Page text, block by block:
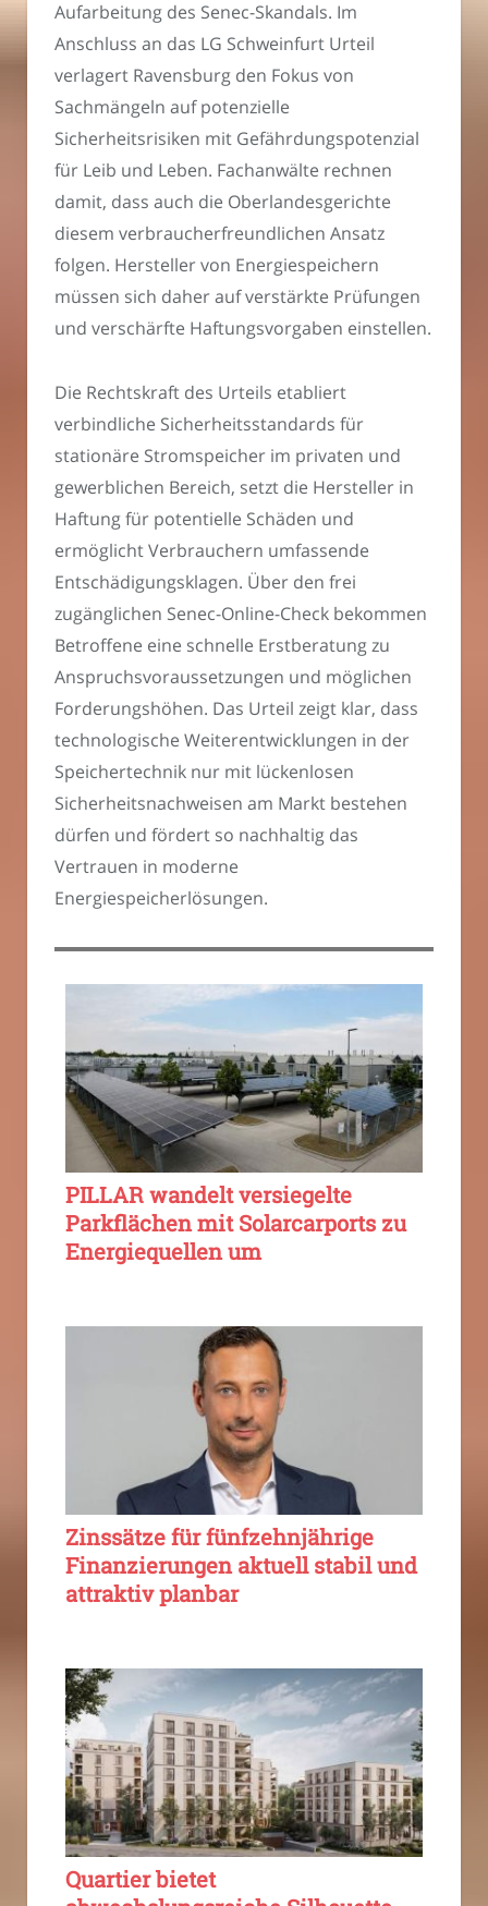
Aufarbeitung des Senec-Skandals. Im
Anschluss an das LG Schweinfurt Urteil
verlagert Ravensburg den Fokus von
Sachmängeln auf potenzielle
Sicherheitsrisiken mit Gefährdungspotenzial
für Leib und Leben. Fachanwälte rechnen
damit, dass auch die Oberlandesgerichte
diesem verbraucherfreundlichen Ansatz
folgen. Hersteller von Energiespeichern
müssen sich daher auf verstärkte Prüfungen
und verschärfte Haftungsvorgaben einstellen.
Die Rechtskraft des Urteils etabliert
verbindliche Sicherheitsstandards für
stationäre Stromspeicher im privaten und
gewerblichen Bereich, setzt die Hersteller in
Haftung für potentielle Schäden und
ermöglicht Verbrauchern umfassende
Entschädigungsklagen. Über den frei
zugänglichen Senec-Online-Check bekommen
Betroffene eine schnelle Erstberatung zu
Anspruchsvoraussetzungen und möglichen
Forderungshöhen. Das Urteil zeigt klar, dass
technologische Weiterentwicklungen in der
Speichertechnik nur mit lückenlosen
Sicherheitsnachweisen am Markt bestehen
dürfen und fördert so nachhaltig das
Vertrauen in moderne
Energiespeicherlösungen.
PILLAR wandelt versiegelte
Parkflächen mit Solarcarports zu
Energiequellen um
Zinssätze für fünfzehnjährige
Finanzierungen aktuell stabil und
attraktiv planbar
Quartier bietet